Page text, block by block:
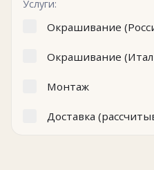
Услуги:
Окрашивание
Окрашивание
Монтаж
Доставка